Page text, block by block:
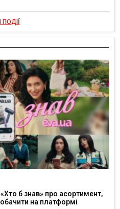
ПОДІЇ
б знав» про асортимент,
на платформі